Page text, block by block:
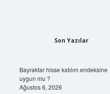
Son Yazılar
Bayraktar hisse katılım endeksine
uygun mu ?
Ağustos 6, 2026